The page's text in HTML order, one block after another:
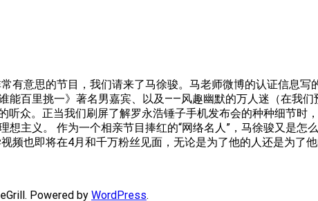
意思的节目，我们请来了马徐骏。马老师微博的认证信息写
能百里挑一》著名男嘉宾、以及——风趣幽默的万人迷（在我
众。正当我们刷屏了解罗永浩锤子手机发布会的种种细节时
主义。 作为一个相亲节目捧红的“网络名人”，马徐骏又是怎
频也即将在4月和千万粉丝见面，无论是为了他的人还是为了
Powered by WordPress.